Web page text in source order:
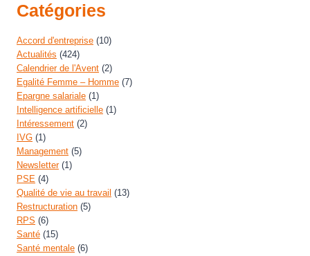
Catégories
Accord d'entreprise (10)
Actualités (424)
Calendrier de l'Avent (2)
Egalité Femme – Homme (7)
Epargne salariale (1)
Intelligence artificielle (1)
Intéressement (2)
IVG (1)
Management (5)
Newsletter(1)
PSE (4)
Qualité de vie au travail (13)
Restructuration (5)
RPS (6)
Santé (15)
Santé mentale (6)